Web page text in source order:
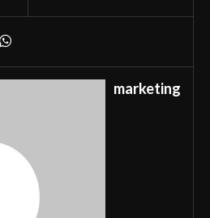
marketing